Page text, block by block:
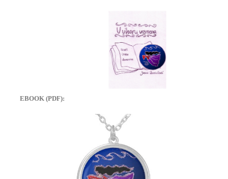
EBOOK (PDF):